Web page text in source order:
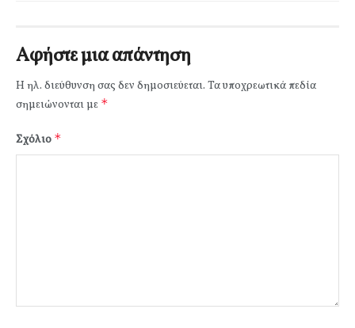
Αφήστε μια απάντηση
Η ηλ. διεύθυνση σας δεν δημοσιεύεται. Τα υποχρεωτικά πεδία
σημειώνονται με *
Σχόλιο *